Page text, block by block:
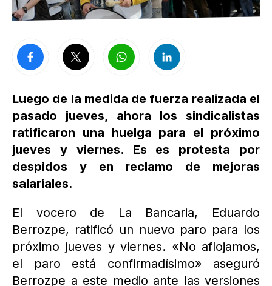
Luego de la medida de fuerza realizada el
pasado jueves, ahora los sindicalistas
ratificaron una huelga para el próximo
jueves y viernes. Es es protesta por
despidos y en reclamo de mejoras
salariales.
El vocero de La Bancaria, Eduardo
Berrozpe, ratificó un nuevo paro para los
próximo jueves y viernes. «No aflojamos,
el paro está confirmadísimo» aseguró
Berrozpe a este medio ante las versiones